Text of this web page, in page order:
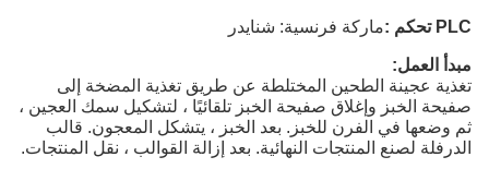
تحكم PLC : ماركة فرنسية: شنايدر
مبدأ العمل :
تغذية عجينة الطحين المختلطة عن طريق تغذية المضخة إلى
صفيحة الخبز وإغلاق صفيحة الخبز تلقائيًا ، لتشكيل سمك العجين ،
ثم وضعها في الفرن للخبز. بعد الخبز ، يتشكل المعجون. قالب
الدرفلة لصنع المنتجات النهائية. بعد إزالة القوالب ، نقل المنتجات.